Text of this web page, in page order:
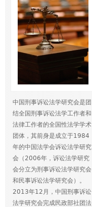
中国刑事诉讼法学研究会是团
结全国刑事诉讼法学工作者和
法律工作者的全国性法学学术
团体，其前身是成立于1984
年的中国法学会诉讼法学研究
会（2006年，诉讼法学研究
会分立为刑事诉讼法学研究会
和民事诉讼法学研究会）。
2013年12月，中国刑事诉讼
法学研究会完成民政部社团法